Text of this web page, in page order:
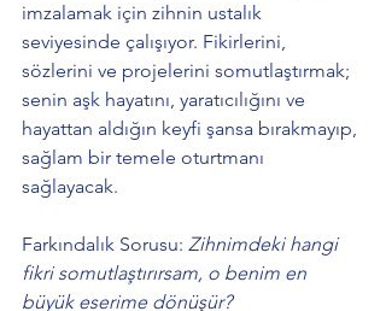
imzalamak için zihnin ustalık
seviyesinde çalışıyor. Fikirlerini,
sözlerini ve projelerini somutlaştırmak;
senin aşk hayatını, yaratıcılığını ve
hayattan aldığın keyfi şansa bırakmayıp,
sağlam bir temele oturtmanı
sağlayacak.
Farkındalık Sorusu: Zihnimdeki hangi
fikri somutlaştırırsam, o benim en
büyük eserime dönüşür?